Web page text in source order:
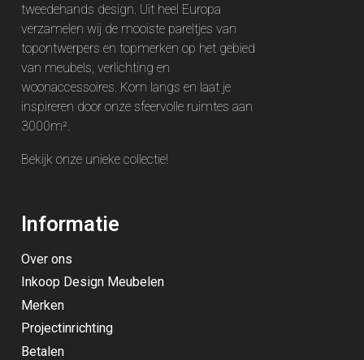
tweedehands design. Uit heel Europa
verzamelen wij de mooiste pareltjes van
topontwerpers en topmerken op het gebied
van meubels, verlichting en
woonaccessoires. Kom langs en laat je
inspireren door onze sfeervolle ruimtes aan
3000m².
Bekijk onze unieke collectie!
Informatie
Over ons
Inkoop Design Meubelen
Merken
Projectinrichting
Betalen